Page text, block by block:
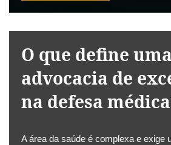
O que define uma
advocacia de
na defesa
A área da saúde é complexa e exige